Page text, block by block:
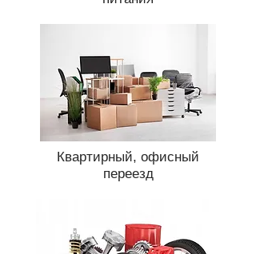
Квартирный, офисный
переезд